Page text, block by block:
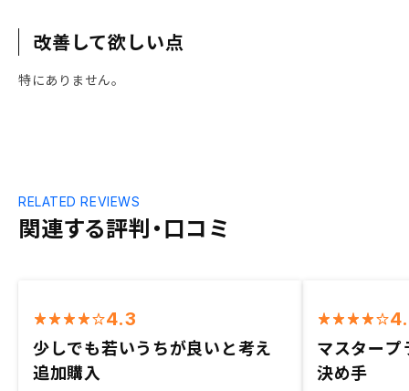
改善して欲しい点
特にありません。
関連する評判・口コミ
RELATED REVIEWS
4.3
少しでも若いうちが良いと考え
追加購入
マスタープ
決め手